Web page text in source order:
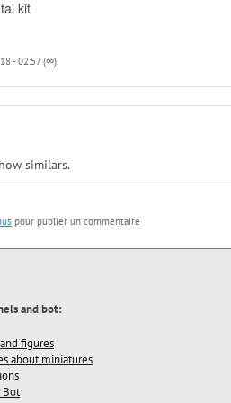
kit
- 02:57 (∞).
similars.
pour publier un commentaire
and bot:
figures
about miniatures
Bot